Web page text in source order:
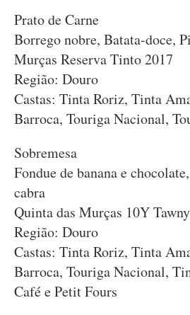
Prato de Carne
Borrego nobre, Batata-doce,
Murças Reserva Tinto 2017
Região: Douro
Castas: Tinta Roriz, Tinta
Barroca, Touriga Nacional,
Sobremesa
Fondue de banana e
cabra
Quinta das Murças 10Y Tawny
Região: Douro
Castas: Tinta Roriz, Tinta
Barroca, Touriga Nacional,
Café e Petit Fours